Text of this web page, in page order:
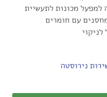
למפעל מכונות לתעשיית
עם חומרים
נירוסטה